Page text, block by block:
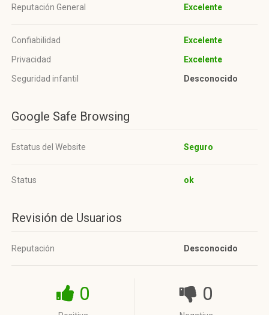
Reputación General Excelente
Confiabilidad
Excelente
Privacidad
Excelente
Seguridad infantil
Desconocido
Google Safe Browsing
Estatus del Website Seguro
Status ok
Revisión de Usuarios
Reputación Desconocido
0 0